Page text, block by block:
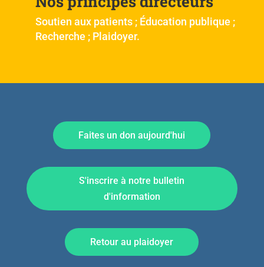
Soutien aux patients ; Éducation publique ;
Recherche ; Plaidoyer.
Faites un don aujourd'hui
S'inscrire à notre bulletin
d'information
Retour au plaidoyer